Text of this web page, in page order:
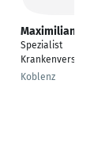
Maximilian Biewer
Spezialist
Krankenversicherung
Koblenz